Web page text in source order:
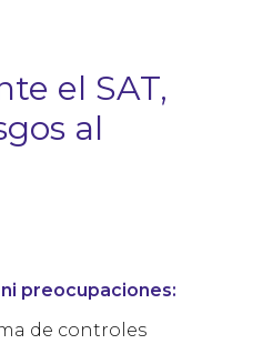
el SAT,
al
preocupaciones:
de controles